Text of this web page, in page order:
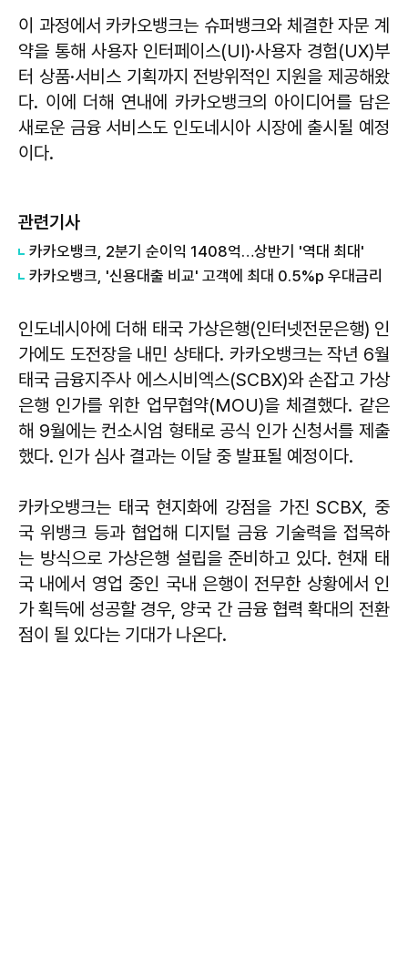
이 과정에서 카카오뱅크는 슈퍼뱅크와 체결한 자문 계
약을 통해 사용자 인터페이스(UI)·사용자 경험(UX)부
터 상품·서비스 기획까지 전방위적인 지원을 제공해왔
다. 이에 더해 연내에 카카오뱅크의 아이디어를 담은
새로운 금융 서비스도 인도네시아 시장에 출시될 예정
이다.
관련기사
카카오뱅크, 2분기 순이익 1408억…상반기 '역대 최대'
카카오뱅크, '신용대출 비교' 고객에 최대 0.5%p 우대금리
인도네시아에 더해 태국 가상은행(인터넷전문은행) 인
가에도 도전장을 내민 상태다. 카카오뱅크는 작년 6월
태국 금융지주사 에스시비엑스(SCBX)와 손잡고 가상
은행 인가를 위한 업무협약(MOU)을 체결했다. 같은
해 9월에는 컨소시엄 형태로 공식 인가 신청서를 제출
했다. 인가 심사 결과는 이달 중 발표될 예정이다.
카카오뱅크는 태국 현지화에 강점을 가진 SCBX, 중
국 위뱅크 등과 협업해 디지털 금융 기술력을 접목하
는 방식으로 가상은행 설립을 준비하고 있다. 현재 태
국 내에서 영업 중인 국내 은행이 전무한 상황에서 인
가 획득에 성공할 경우, 양국 간 금융 협력 확대의 전환
점이 될 있다는 기대가 나온다.